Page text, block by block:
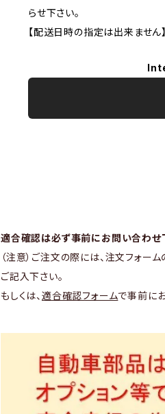
らせ下さい。
【配送日時の指定は出来ません】
適合確認は必ず事前にお問い合わせ
（注意）ご注文の際には、注文フォーム
ご記入下さい。
もしくは、 適合確認フォームで事前に